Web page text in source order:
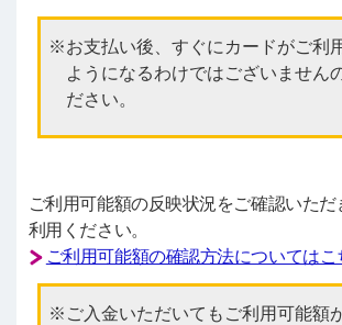
お支払い後、すぐにカードがご利
ようになるわけではございません
ださい。
ご利用可能額の反映状況をご確認いた
利用ください。
ご利用可能額の確認方法についてはこ
ご入金いただいてもご利用可能額